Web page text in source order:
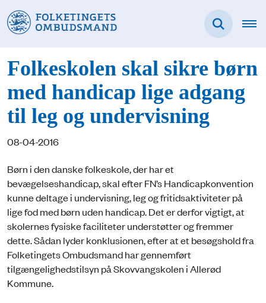
Folkeskolen skal sikre børn
med handicap lige adgang
til leg og undervisning
08-04-2016
Børn i den danske folkeskole, der har et
bevægelseshandicap, skal efter FN’s Handicapkonvention
kunne deltage i undervisning, leg og fritidsaktiviteter på
lige fod med børn uden handicap. Det er derfor vigtigt, at
skolernes fysiske faciliteter understøtter og fremmer
dette. Sådan lyder konklusionen, efter at et besøgshold fra
Folketingets Ombudsmand har gennemført
tilgængelighedstilsyn på Skovvangskolen i Allerød
Kommune.